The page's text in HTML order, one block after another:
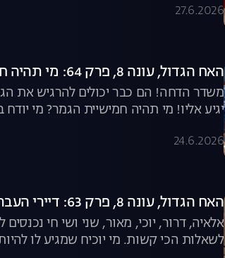
27.6.2026
האח הגדול, עונה 8, פרק 64: מי תהיה חמישיית הגמר?
משדר הדחה! הם כבר יכולים להרגיש את
יגיע אליו! מי תהיה חמישיית הגמר? מי
24.6.2026
האח הגדול, עונה 8, פרק 63: דיירי העבר מול הדיירים
אלאיה, דרור, יוכי, מאור, שני ושי חי
לשאלות הכי קשות. מי יוכיח שמגיע לו